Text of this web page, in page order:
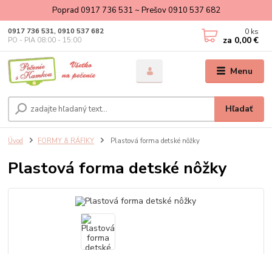
Poprad 0917 736 531 ~ Prešov 0910 537 682
Menu
Hľadať
0917 736 531, 0910 537 682
PO - PIA 08:00 - 15:00
0 ks
za 0,00 €
Úvod FORMY & RÁFIKY Plastová forma detské nôžky
Plastová forma detské nôžky